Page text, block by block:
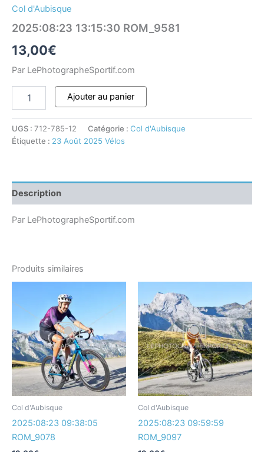
Col d'Aubisque
2025:08:23 13:15:30 ROM_9581
13,00€
Par LePhotographeSportif.com
Ajouter au panier
UGS : 712-785-12 Catégorie : Col d'Aubisque
Étiquette : 23 Août 2025 Vélos
Description
Par LePhotographeSportif.com
Produits similaires
Col d'Aubisque
2025:08:23 09:38:05
ROM_9078
Col d'Aubisque
2025:08:23 09:59:59
ROM_9097